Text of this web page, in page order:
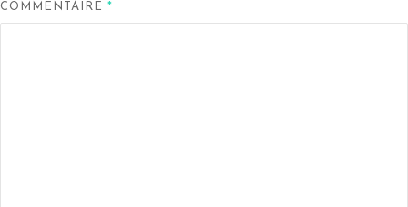
COMMENTAIRE *